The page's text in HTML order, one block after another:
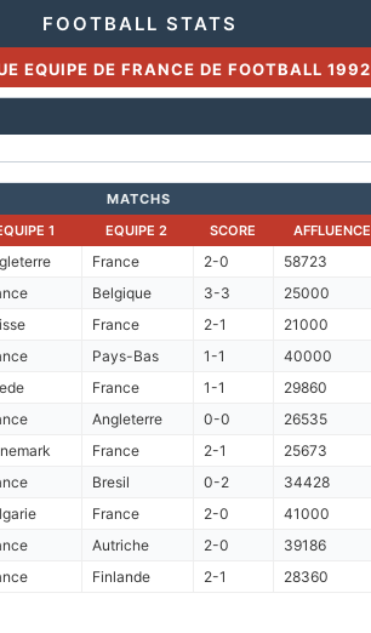
FOOTBALL STATS
EQUIPE DE FRANCE DE FOOTBALL 1992
MATCHS
1 EQUIPE 2 SCORE AFFLUENCE
France 2-0 58723
Belgique 3-3 25000
France 2-1 21000
Pays-Bas 1-1 40000
France 1-1 29860
Angleterre 0-0 26535
France 2-1 25673
Bresil 0-2 34428
France 2-0 41000
Autriche 2-0 39186
Finlande 2-1 28360